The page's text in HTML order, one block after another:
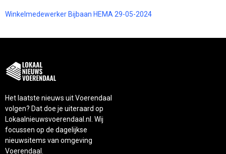
Winkelmedewerker Bijbaan HEMA 29-05-2024
Het laatste nieuws uit Voerendaal
volgen? Dat doe je uiteraard op
Lokaalnieuwsvoerendaal.nl. Wij
focussen op de dagelijkse
nieuwsitems van omgeving
Voerendaal.